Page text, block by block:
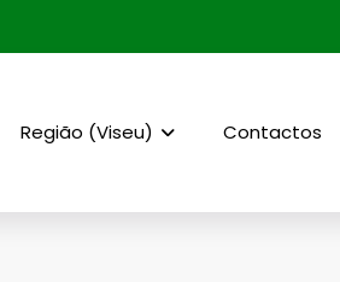
Região (Viseu) Contactos